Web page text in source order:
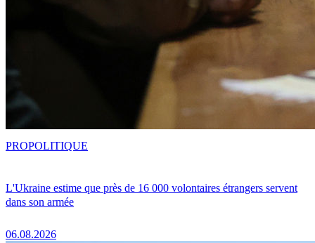
L'Ukraine estime que près de 16 000 volontaires étrangers servent
dans son armée
06.08.2026
PROPOLITIQUE